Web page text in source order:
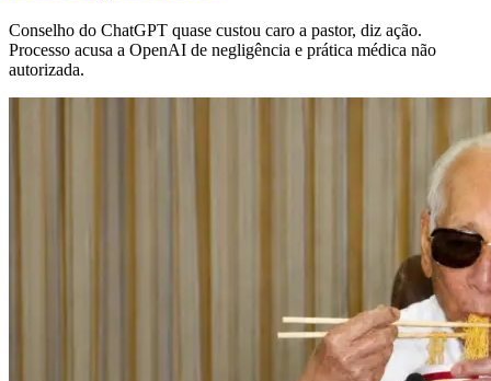
Conselho do ChatGPT quase custou caro a pastor, diz ação.
Processo acusa a OpenAI de negligência e prática médica não
autorizada.